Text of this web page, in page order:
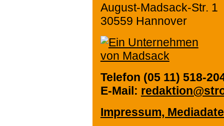
August-Madsack-Str. 1
30559 Hannover
Telefon (05 11) 518-
E-Mail:
Impressum,